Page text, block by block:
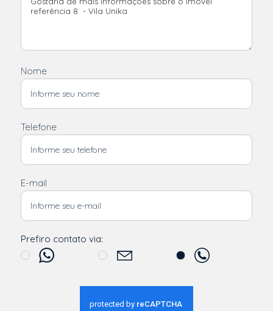
Nome
Telefone
E-mail
Prefiro contato via: